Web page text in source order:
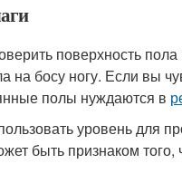
поверхность
на босу ногу. Если вы
полы нуждаются в
уровень для
быть признаком